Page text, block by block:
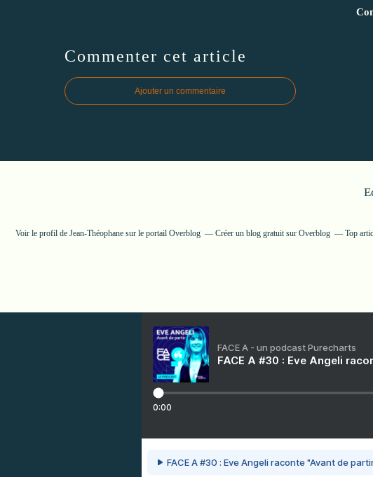
Commenter cet article
Ajouter un commentaire
Voir le profil de Jean-Théophane sur le portail Overblog Créer un blog gratuit sur Overblog Top
FACE A - un podcast Purecharts
FACE A #30 : Eve Angeli
0:00
FACE A #30 : Eve Angeli raconte "Avant de